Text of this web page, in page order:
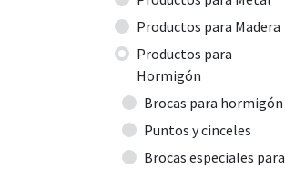
Productos para Madera
Productos para
Hormigón
Brocas para hormigón
Puntos y cinceles
Brocas especiales para